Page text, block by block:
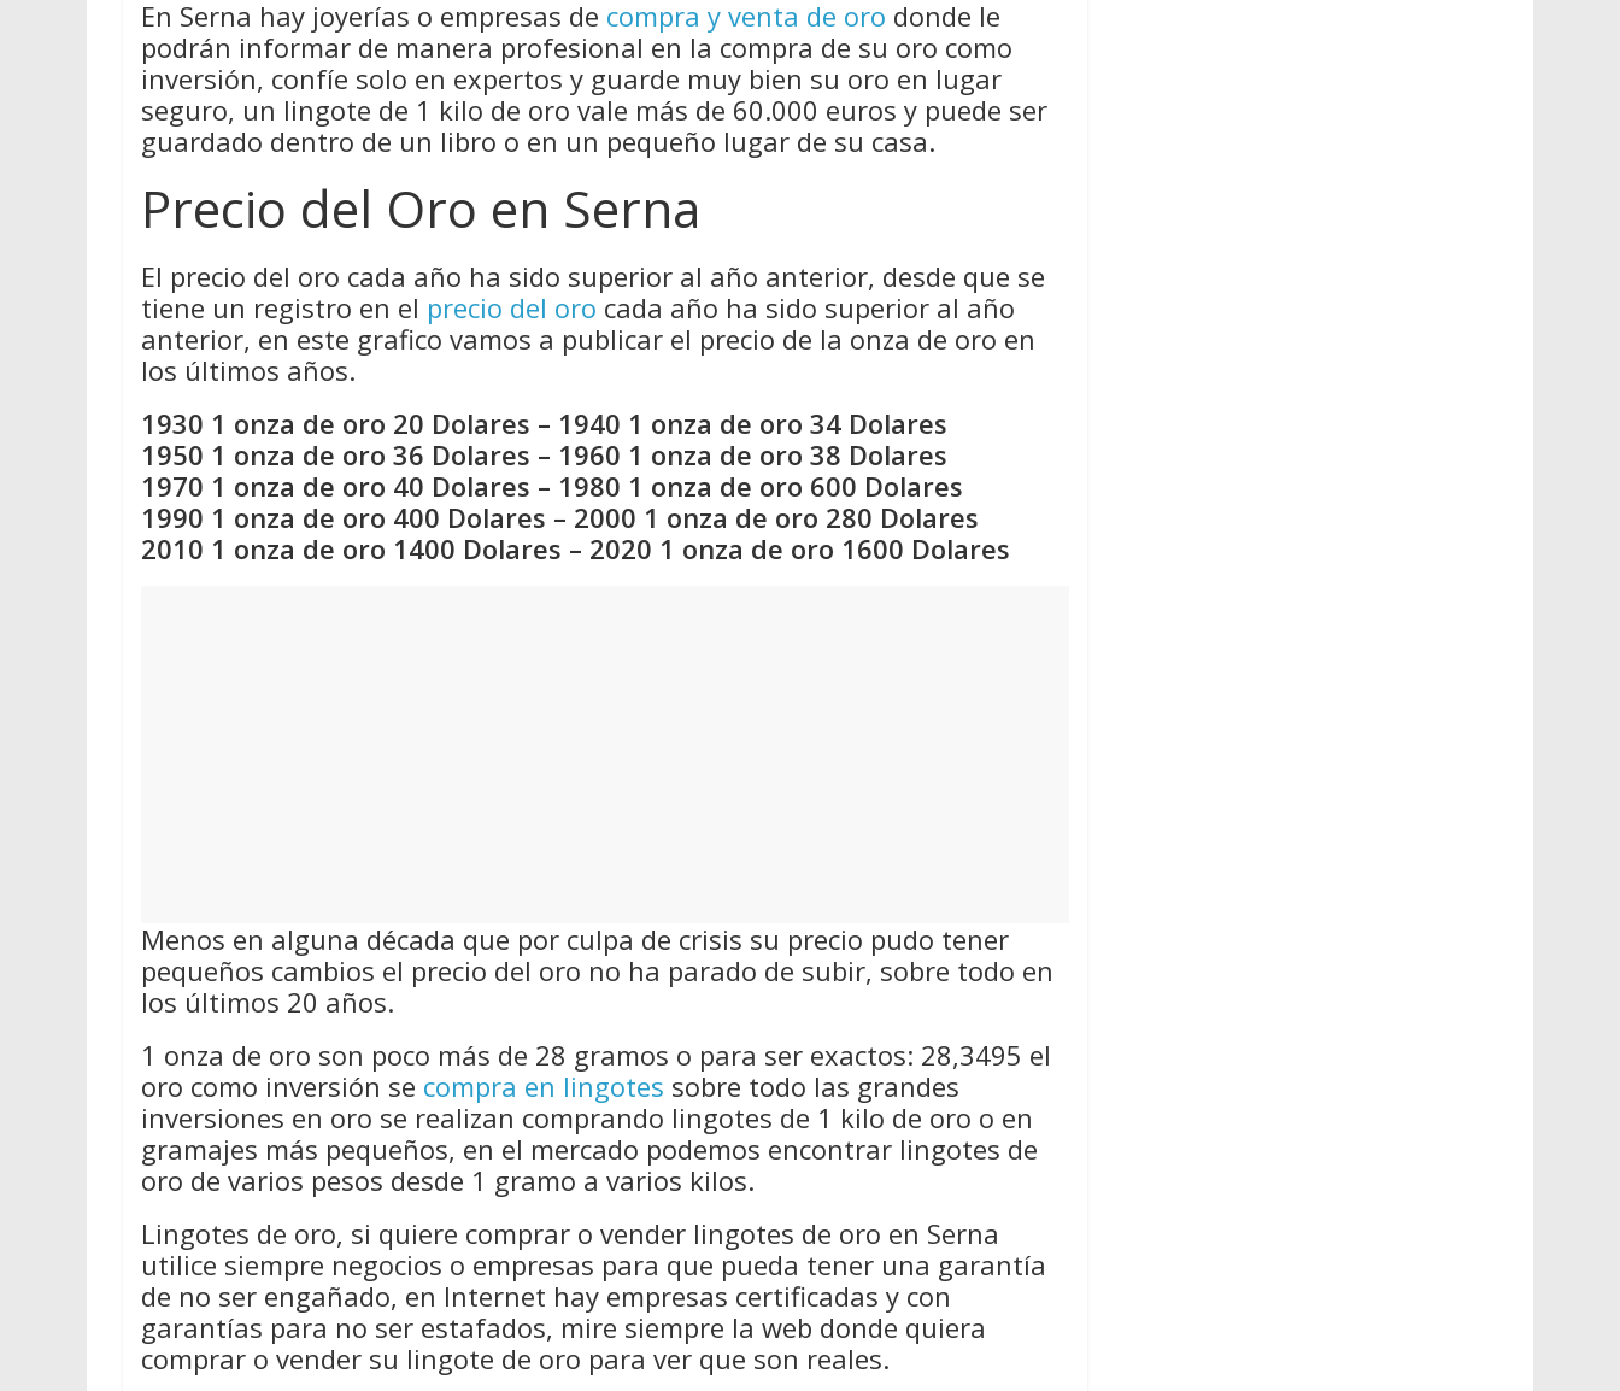
En Serna hay joyerías o empresas de compra y venta de oro donde le
podrán informar de manera profesional en la compra de su oro como
inversión, confíe solo en expertos y guarde muy bien su oro en lugar
seguro, un lingote de 1 kilo de oro vale más de 60.000 euros y puede ser
guardado dentro de un libro o en un pequeño lugar de su casa.
Precio del Oro en Serna
El precio del oro cada año ha sido superior al año anterior, desde que se
tiene un registro en el precio del oro cada año ha sido superior al año
anterior, en este grafico vamos a publicar el precio de la onza de oro en
los últimos años.
1930 1 onza de oro 20 Dolares – 1940 1 onza de oro 34 Dolares
1950 1 onza de oro 36 Dolares – 1960 1 onza de oro 38 Dolares
1970 1 onza de oro 40 Dolares – 1980 1 onza de oro 600 Dolares
1990 1 onza de oro 400 Dolares – 2000 1 onza de oro 280 Dolares
2010 1 onza de oro 1400 Dolares – 2020 1 onza de oro 1600 Dolares
Menos en alguna década que por culpa de crisis su precio pudo tener
pequeños cambios el precio del oro no ha parado de subir, sobre todo en
los últimos 20 años.
1 onza de oro son poco más de 28 gramos o para ser exactos: 28,3495 el
oro como inversión se compra en lingotes sobre todo las grandes
inversiones en oro se realizan comprando lingotes de 1 kilo de oro o en
gramajes más pequeños, en el mercado podemos encontrar lingotes de
oro de varios pesos desde 1 gramo a varios kilos.
Lingotes de oro, si quiere comprar o vender lingotes de oro en Serna
utilice siempre negocios o empresas para que pueda tener una garantía
de no ser engañado, en Internet hay empresas certificadas y con
garantías para no ser estafados, mire siempre la web donde quiera
comprar o vender su lingote de oro para ver que son reales.